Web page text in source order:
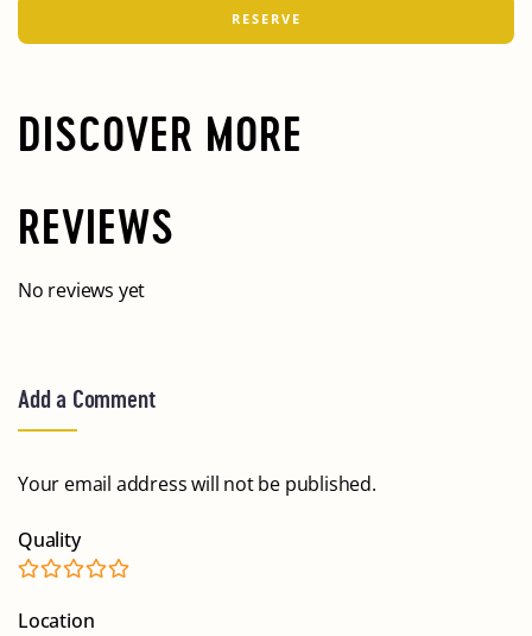
DISCOVER MORE
REVIEWS
No reviews yet
Add a Comment
Your email address will not be published.
Quality
Location